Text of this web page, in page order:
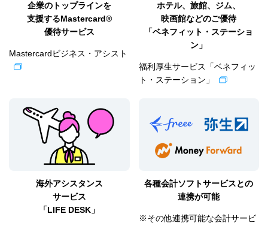
企業のトップラインを
支援するMastercard®
優待サービス
Mastercardビジネス・アシスト
ホテル、旅館、ジム、
映画館などのご優待
「ベネフィット・ステーショ
ン」
福利厚生サービス「ベネフィッ
ト・ステーション」
海外アシスタンス
サービス
「LIFE DESK」
各種会計ソフトサービスとの
連携が可能
※その他連携可能な会計サービ